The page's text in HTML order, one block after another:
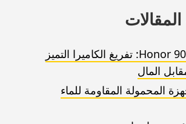
Honor 90 Lite 5G: تفريغ الكاميرا التميز
المال
المحمولة المقاومة للماء